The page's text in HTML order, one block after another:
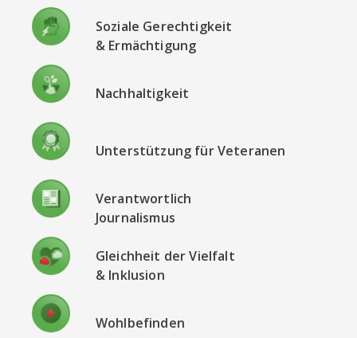
Soziale Gerechtigkeit
& Ermächtigung
Nachhaltigkeit
Unterstützung für Veteranen
Verantwortlich
Journalismus
Gleichheit der Vielfalt
& Inklusion
Wohlbefinden